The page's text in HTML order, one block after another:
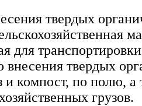
твердых
для
внесения твердых
и компост, по полю, а
грузов.